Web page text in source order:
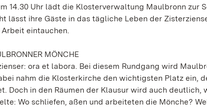
14.30 Uhr lädt die Klosterverwaltung Maulbronn zur
lässt ihre Gäste in das tägliche Leben der
eintauchen.
MÖNCHE
ora et labora. Bei diesem Rundgang wird
nahm die Klosterkirche den wichtigsten Platz ein,
Doch in den Räumen der Klausur wird auch deutlich,
Wo schliefen, aßen und arbeiteten die Mönche?